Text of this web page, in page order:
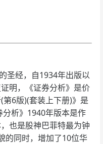
经，自1934年出版以
明，《证券分析》是价
6版)(套装上下册)》是
析》1940年版本是作
也是股神巴菲特最为钟
的同时，增加了10位华